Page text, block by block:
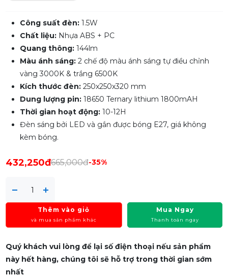
Công suất đèn: 1.5W
Chất liệu: Nhựa ABS + PC
Quang thông: 144lm
Màu ánh sáng: 2 chế độ màu ánh sáng tự điều chỉnh
vàng 3000K & trắng 6500K
Kích thước đèn:250x250x320 mm
Dung lượng pin: 18650 Ternary lithium 1800mAH
Thời gian hoạt động: 10-12H
Đèn sáng bởi LED và gắn được bóng E27, giá không
kèm bóng.
432,250đ665,000đ-35%
Thêm vào giỏ
và mua sản phẩm khác
Mua Ngay
Thanh toán ngay
Quý khách vui lòng để lại số điện thoại nếu sản phẩm
này hết hàng, chúng tôi sẽ hỗ trợ trong thời gian sớm
nhất